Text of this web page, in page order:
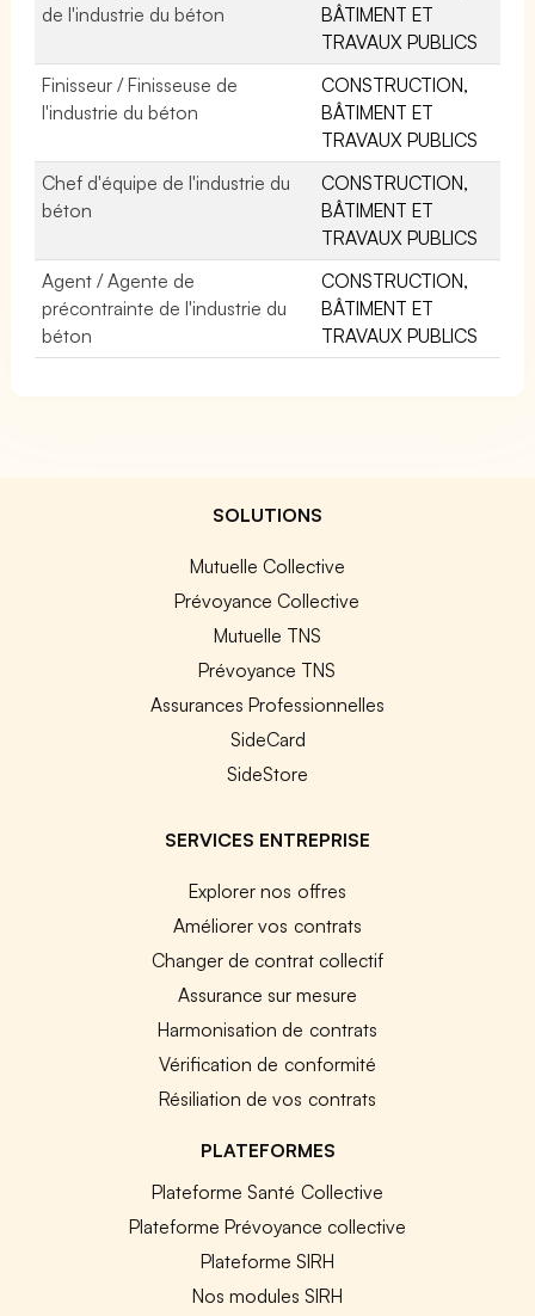
de l'industrie du béton
BÂTIMENT ET
TRAVAUX PUBLICS
Finisseur / Finisseuse de
l'industrie du béton
CONSTRUCTION,
BÂTIMENT ET
TRAVAUX PUBLICS
Chef d'équipe de l'industrie du
béton
CONSTRUCTION,
BÂTIMENT ET
TRAVAUX PUBLICS
Agent / Agente de
précontrainte de l'industrie du
béton
CONSTRUCTION,
BÂTIMENT ET
TRAVAUX PUBLICS
SOLUTIONS
Mutuelle Collective
Prévoyance Collective
Mutuelle TNS
Prévoyance TNS
Assurances Professionnelles
SideCard
SideStore
SERVICES ENTREPRISE
Explorer nos offres
Améliorer vos contrats
Changer de contrat collectif
Assurance sur mesure
Harmonisation de contrats
Vérification de conformité
Résiliation de vos contrats
PLATEFORMES
Plateforme Santé Collective
Plateforme Prévoyance collective
Plateforme SIRH
Nos modules SIRH